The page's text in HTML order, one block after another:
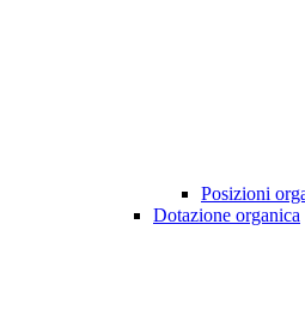
Posizioni
Dotazione organica